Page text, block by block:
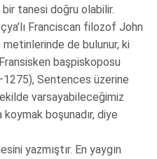
tanesi doğru olabilir.
Franciscan filozof John
de bulunur, ki
başpiskoposu
Sentences üzerine
varsayabileceğimiz
boşunadır, diye
yazmıştır. En yaygın